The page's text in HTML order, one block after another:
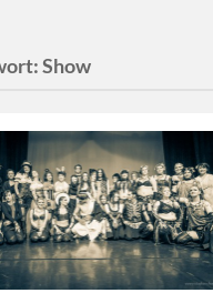
Show